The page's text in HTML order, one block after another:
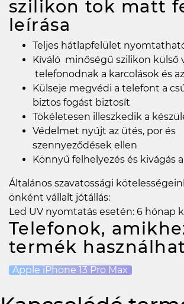
szilikon tok matt
leírása
Teljes hátlapfelület
Kíváló minőségű szilikon
telefonodnak a karcolások és
Külseje megvédi a telefont a
biztos fogást biztosít
Tökéletesen illeszkedik a
Védelmet nyújt az ütés, por és
szennyeződések ellen
Könnyű felhelyezés és kivágás
Általános szavatossági
önként vállalt jótállás:
Led UV nyomtatás esetén: 6 hónap
Telefonok,
termék
Apple iPhone 13 Pro Max